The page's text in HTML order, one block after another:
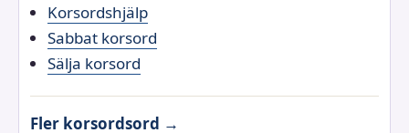
Korsordshjälp
Sabbat korsord
Sälja korsord
Fler korsordsord →